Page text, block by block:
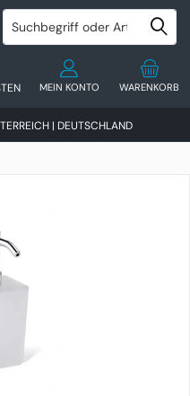
| DEUTSCHLAND
WARENKORB
MEIN KONTO